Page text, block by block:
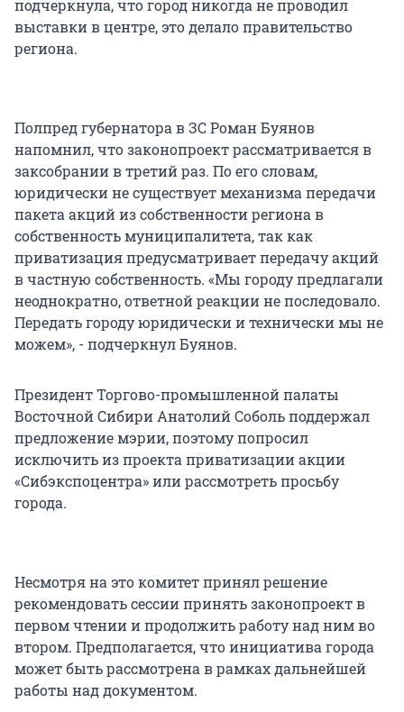
подчеркнула, что город никогда не проводил
выставки в центре, это делало правительство
региона.
Полпред губернатора в ЗС Роман Буянов
напомнил, что законопроект рассматривается в
заксобрании в третий раз. По его словам,
юридически не существует механизма передачи
пакета акций из собственности региона в
собственность муниципалитета, так как
приватизация предусматривает передачу акций
в частную собственность. «Мы городу предлагали
неоднократно, ответной реакции не последовало.
Передать городу юридически и технически мы не
можем», - подчеркнул Буянов.
Президент Торгово-промышленной палаты
Восточной Сибири Анатолий Соболь поддержал
предложение мэрии, поэтому попросил
исключить из проекта приватизации акции
«Сибэкспоцентра» или рассмотреть просьбу
города.
Несмотря на это комитет принял решение
рекомендовать сессии принять законопроект в
первом чтении и продолжить работу над ним во
втором. Предполагается, что инициатива города
может быть рассмотрена в рамках дальнейшей
работы над документом.